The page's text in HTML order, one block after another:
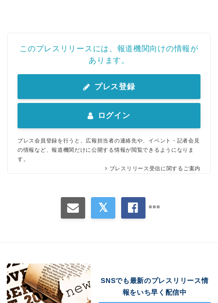
このプレスリリースには、報道機関向けの情報が
あります。
プレス登録
ログイン
プレス会員登録を行うと、広報担当者の連絡先や、イベント・記者会見
の情報など、報道機関だけに公開する情報が閲覧できるようになりま
す。
プレスリリース受信に関するご案内
SNSでも最新のプレスリリース情
報をいち早く配信中